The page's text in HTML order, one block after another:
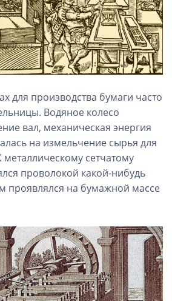
для производства бумаги часто
Водяное колесо
вал, механическая энергия
на измельчение сырья для
сетчатому
проволокой какой-нибудь
проявлялся на бумажной массе